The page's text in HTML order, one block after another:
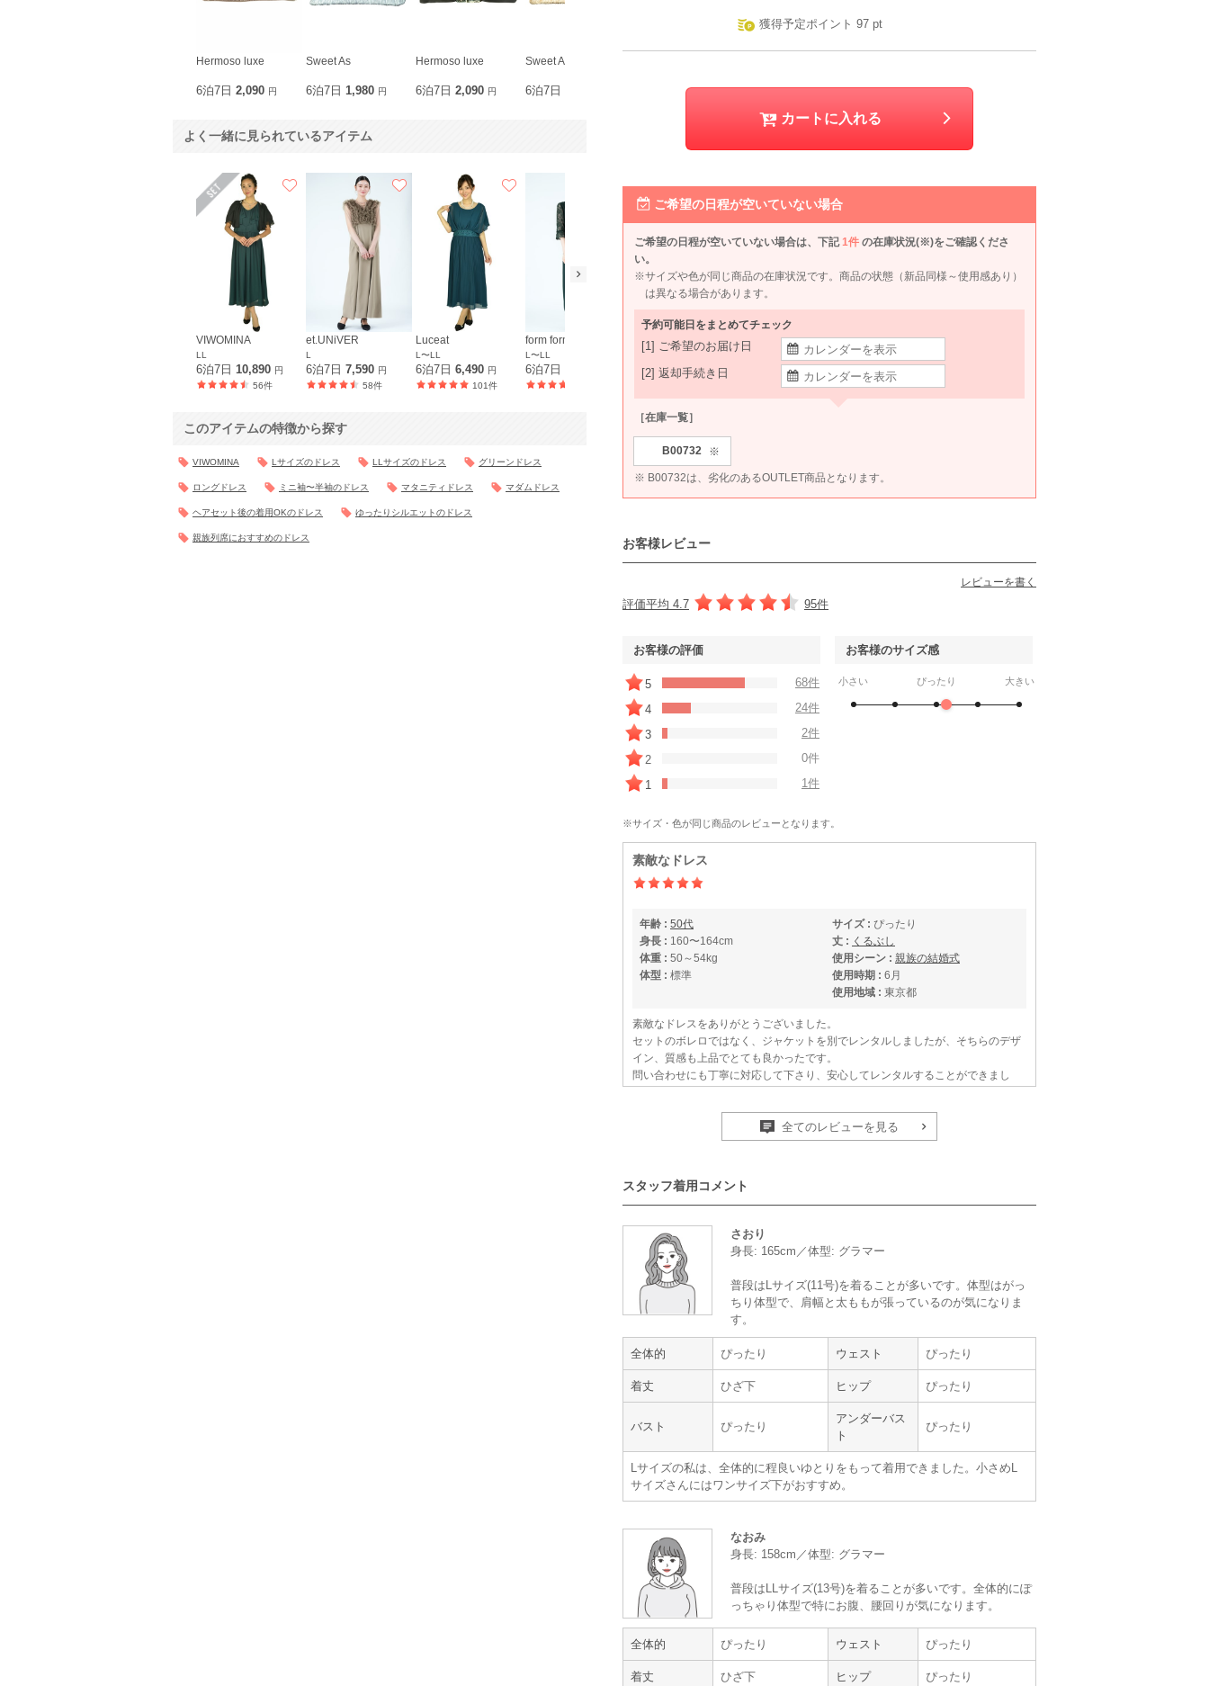
獲得予定ポイント 97 pt
カートに入れる
ご希望の日程が空いていない場合
ご希望の日程が空いていない場合は、下記1件 の在庫状況(※)をご確認くださ
い。
※サイズや色が同じ商品の在庫状況です。商品の状態（新品同様～使用感あり）
は異なる場合があります。
予約可能日をまとめてチェック
[1] ご希望のお届け日
[2] 返却手続き日
［在庫一覧］
B00732 ※
※ B00732は、劣化のあるOUTLET商品となります。
お客様レビュー
レビューを書く
評価平均 4.7 95件
お客様の評価
5
68件
4
24件
3
2件
2
0件
1
1件
お客様のサイズ感
小さい ぴったり 大きい
※サイズ・色が同じ商品のレビューとなります。
素敵なドレス
年齢 : 50代
身長 : 160〜164cm
体重 : 50～54kg
体型 : 標準
サイズ : ぴったり
丈 : くるぶし
使用シーン : 親族の結婚式
使用時期 : 6月
使用地域 : 東京都
素敵なドレスをありがとうございました。
セットのボレロではなく、ジャケットを別でレンタルしましたが、そちらのデザ
イン、質感も上品でとても良かったです。
問い合わせにも丁寧に対応して下さり、安心してレンタルすることができまし
また機会があれば、お願いしたいです。
【一緒に注文した商品】
Selected
良い色だとほめられた
【B00732】を使用
身長 :
155〜159cm
体型 :
ややぽっちゃり
丈 : くるぶし
使用時期 :
使用地域 :
良い色だねと友人にほめられたので、今回のドレスにして良かったです。
レンタルは今までハードルが高かったのですが、利用してみると意外と簡単で商
品の種類も多くて、とても良かったです。
また機会があれば、是非利用したいと思います。
【一緒に注文した商品】
mebelle muse
ボレロもついていて満足
全てのレビューを見る
スタッフ着用コメント
さおり
身長: 165cm／体型: グラマー
普段はLサイズ(11号)を着ることが多いです。体型はがっ
ちり体型で、肩幅と太ももが張っているのが気になりま
す。
全体的 ぴったり ウェスト ぴったり
着丈 ひざ下 ヒップ ぴったり
バスト ぴったり
アンダーバス
ト
ぴったり
Lサイズの私は、全体的に程良いゆとりをもって着用できました。小さめL
サイズさんにはワンサイズ下がおすすめ。
なおみ
身長: 158cm／体型: グラマー
普段はLLサイズ(13号)を着ることが多いです。全体的にぽ
っちゃり体型で特にお腹、腰回りが気になります。
全体的 ぴったり ウェスト ぴったり
着丈 ひざ下 ヒップ ぴったり
Hermoso luxe
6泊7日 2,090 円
Sweet As
6泊7日1,980 円
Hermoso luxe
6泊7日2,090 円
Sweet As
6泊7日 2,420円 6泊7日1,870円 6泊7日2,420円 6泊7日
よく一緒に見られているアイテム
VIWOMINA
LL
6泊7日 10,890 円
56件
et.UNiVER
L
6泊7日7,590 円
58件
Luceat
L〜LL
6泊7日6,490 円
101件
L〜LL
6泊7日
et.UNiVER
LL
6泊7日7,590円
このアイテムの特徴から探す
VIWOMINA Lサイズのドレス LLサイズのドレス グリーンドレス
ロングドレス ミニ袖〜半袖のドレス マタニティドレス マダムドレス
ヘアセット後の着用OKのドレス ゆったりシルエットのドレス
親族列席におすすめのドレス